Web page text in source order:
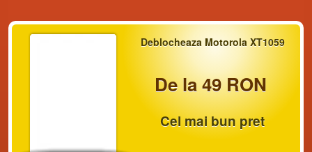
Deblocheaza Motorola XT1059
De la 49 RON
Cel mai bun pret